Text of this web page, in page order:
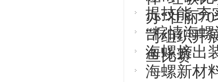
办“壮丽
提技能 夯
司组织开
“粽情海
鱼比赛
海螺挤出
海螺新材